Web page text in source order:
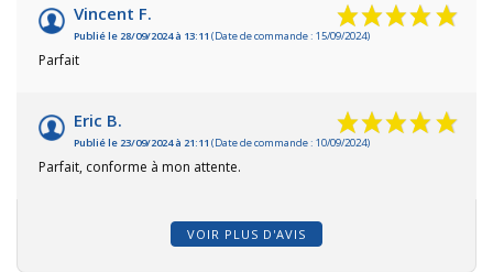
Vincent F.
Publié le 28/09/2024 à 13:11 (Date de commande : 15/09/2024)
Parfait
Eric B.
Publié le 23/09/2024 à 21:11 (Date de commande : 10/09/2024)
Parfait, conforme à mon attente.
VOIR PLUS D'AVIS